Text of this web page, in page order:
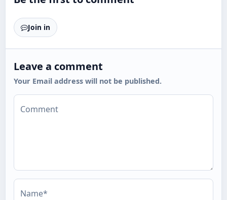
Join in
Leave a comment
Your Email address will not be published.
Comment
Name*